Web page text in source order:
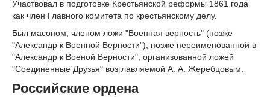
Участвовал в подготовке Крестьянской реформы 1861 года
как член Главного комитета по крестьянскому делу.
Был масоном, членом ложи "Военная верность" (позже
"Александр к Военной Верности"), позже переименованной в
"Александр к Военой Верности", организованной ложей
"Соединенные Друзья" возглавляемой А. А. Жеребцовым.
Российские ордена